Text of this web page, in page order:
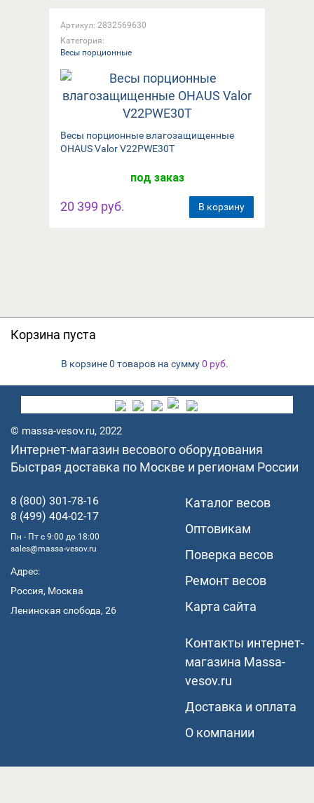
Артикул: 2832569630
Категория:
Весы порционные
Весы порционные влагозащищенные
OHAUS Valor V22PWE30T
под заказ
20 399 руб. В корзину
Корзина пуста
В корзине0 товаров на сумму0 руб.
© massa-vesov.ru, 2022
Интернет-магазин весового оборудования
Быстрая доставка по Москве и регионам России
8 (800) 301-78-16
8 (499) 404-02-17
Пн - Пт с 9:00 до 18:00
sales@massa-vesov.ru
Адрес:
Россия, Москва
Ленинская слобода, 26
Каталог весов
Оптовикам
Поверка весов
Ремонт весов
Карта сайта
Контакты интернет-
магазина Мassa-
vesov.ru
Доставка и оплата
О компании